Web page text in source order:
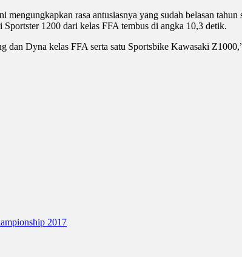
rasa antusiasnya yang sudah belasan
1200 dari kelas FFA tembus di angka 10,3 detik.
Dyna kelas FFA serta satu Sportsbike Kawasaki
2017